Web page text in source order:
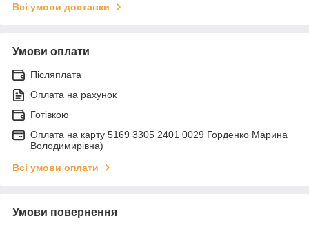
Всі умови доставки
Умови оплати
Післяплата
Оплата на рахунок
Готівкою
Оплата на карту 5169 3305 2401 0029 Горденко Марина
Володимирівна)
Всі умови оплати
Умови повернення